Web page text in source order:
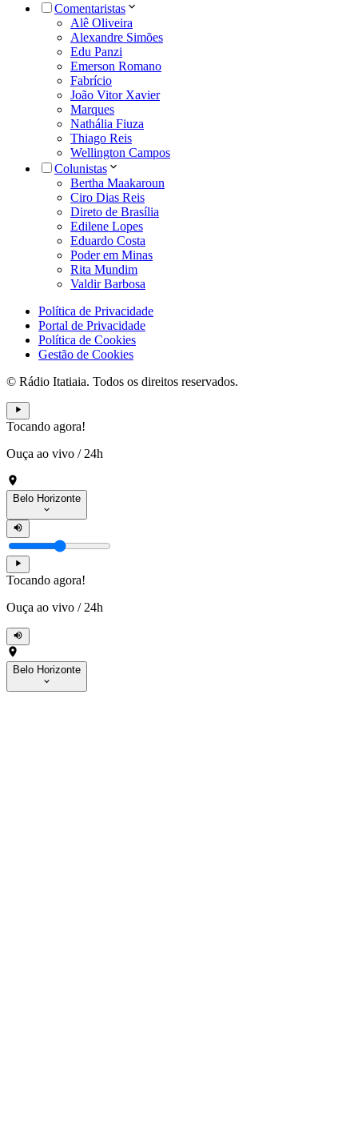
Comentaristas
Alê Oliveira
Alexandre Simões
Edu Panzi
Emerson Romano
Fabrício
João Vitor Xavier
Marques
Nathália Fiuza
Thiago Reis
Wellington Campos
Colunistas
Bertha Maakaroun
Ciro Dias Reis
Direto de Brasília
Edilene Lopes
Eduardo Costa
Poder em Minas
Rita Mundim
Valdir Barbosa
Política de Privacidade
Portal de Privacidade
Política de Cookies
Gestão de Cookies
© Rádio Itatiaia. Todos os direitos reservados.
Tocando agora!
Ouça ao vivo / 24h
Belo Horizonte
Tocando agora!
Ouça ao vivo / 24h
Belo Horizonte